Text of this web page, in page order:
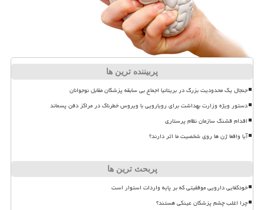
پربیننده ترین ها
جنجال یک محدودیت بزرگ در بریتانیا اجماع بی سابقه پزشکان مقابل نوجوانان
دستور ویژه وزارت بهداشت برای رویارویی با ویروس خطرناک در مراکز دفن پسماند
اقدام قشنگ سازمان نظام پرستاری
آیا واقعا ژن ها روی شخصیت ما اثر دارند؟
پربحث ترین ها
خودکفایی دارویی موفقیتی که بر پایه واردات استوار است
چرا اغلب چشم پزشکان عینکی هستند؟